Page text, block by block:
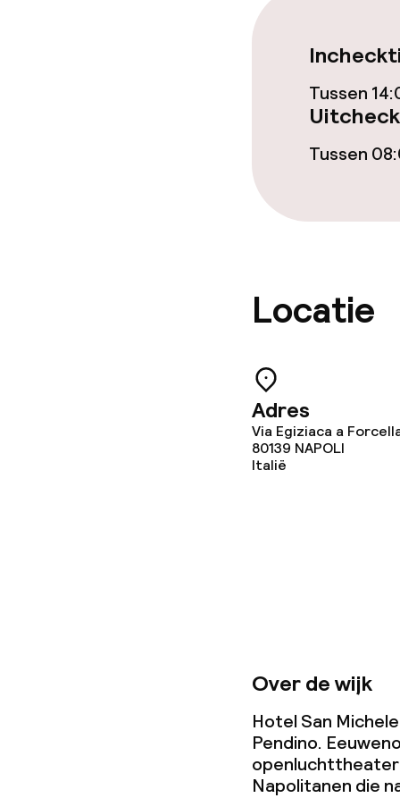
Eet- en
Ontbijtbuffet
Dinerbuffet
Dieetopties
Vegetarische
Wasservice
Overal rookvrij
Kleine
(minder dan
Tussen
Tussen
Locatie
Adres
Via Egiziaca a
80139 NAPOLI
Italië
Over de wijk
Hotel San
Pendino.
Napolitanen die